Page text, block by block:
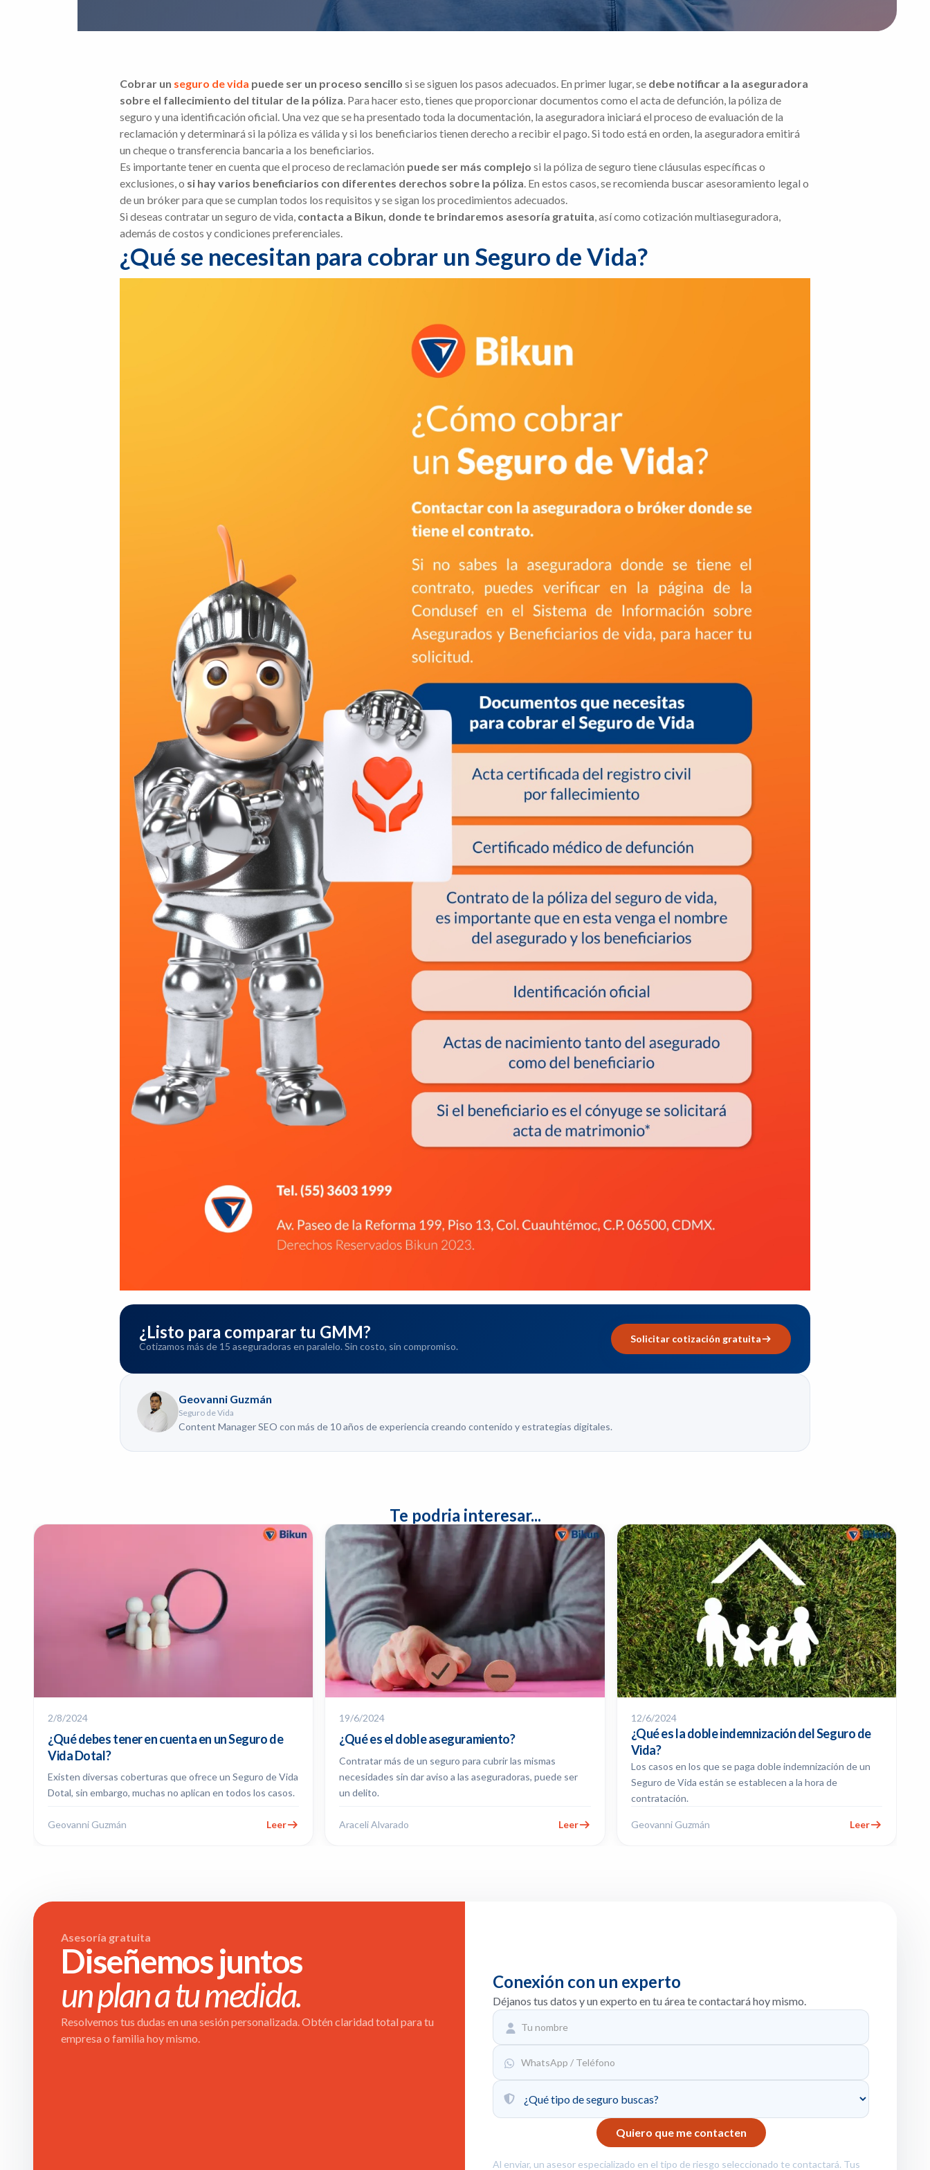
Cobrar un seguro de vida puede ser un proceso sencillo si se siguen los pasos adecuados. En primer lugar, se debe notificar a la aseguradora
sobre el fallecimiento del titular de la póliza. Para hacer esto, tienes que proporcionar documentos como el acta de defunción, la póliza de
seguro y una identificación oficial. Una vez que se ha presentado toda la documentación, la aseguradora iniciará el proceso de evaluación de la
reclamación y determinará si la póliza es válida y si los beneficiarios tienen derecho a recibir el pago. Si todo está en orden, la aseguradora emitirá
un cheque o transferencia bancaria a los beneficiarios.
Es importante tener en cuenta que el proceso de reclamación puede ser más complejo si la póliza de seguro tiene cláusulas específicas o
exclusiones, o si hay varios beneficiarios con diferentes derechos sobre la póliza. En estos casos, se recomienda buscar asesoramiento legal o
de un bróker para que se cumplan todos los requisitos y se sigan los procedimientos adecuados.
Si deseas contratar un seguro de vida, contacta a Bikun, donde te brindaremos asesoría gratuita, así como cotización multiaseguradora,
además de costos y condiciones preferenciales.
¿Qué se necesitan para cobrar un Seguro de Vida?
¿Listo para comparar tu GMM?
Cotizamos más de 15 aseguradoras en paralelo. Sin costo, sin compromiso.
Solicitar cotización gratuita
Geovanni Guzmán
Seguro de Vida
Content Manager SEO con más de 10 años de experiencia creando contenido y estrategias digitales.
Te podria interesar...
2/8/2024
¿Qué debes tener en cuenta en un Seguro de
Vida Dotal?
Existen diversas coberturas que ofrece un Seguro de Vida
Dotal, sin embargo, muchas no aplican en todos los casos.
Geovanni Guzmán Leer
19/6/2024
¿Qué es el doble aseguramiento?
Contratar más de un seguro para cubrir las mismas
necesidades sin dar aviso a las aseguradoras, puede ser
un delito.
Araceli Alvarado Leer
12/6/2024
¿Qué es la doble indemnización del Seguro de
Vida?
Los casos en los que se paga doble indemnización de un
Seguro de Vida están se establecen a la hora de
contratación.
Geovanni Guzmán Leer
Asesoría gratuita
Diseñemos juntos
un plan a tu medida.
Resolvemos tus dudas en una sesión personalizada. Obtén claridad total para tu
empresa o familia hoy mismo.
Conexión con un experto
Déjanos tus datos y un experto en tu área te contactará hoy mismo.
Al enviar, un asesor especializado en el tipo de riesgo seleccionado te contactará. Tus